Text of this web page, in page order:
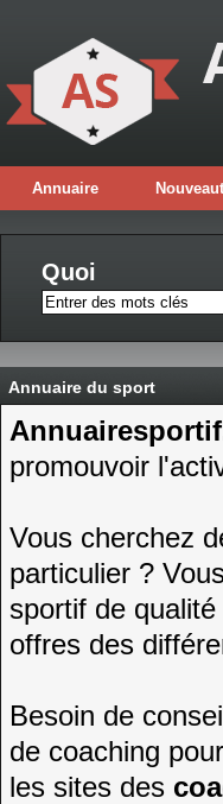
Annuaire
Quoi
Annuaire du sport
promouvoir
Vous cherchez
particulier ?
sportif de
offres des
Besoin de
de coaching
les sites des